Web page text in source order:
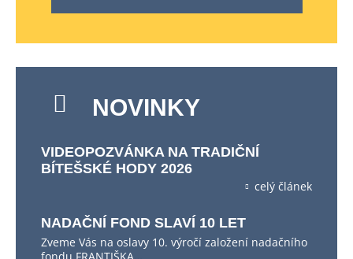
NOVINKY
VIDEOPOZVÁNKA NA TRADIČNÍ
BÍTEŠSKÉ HODY 2026
celý článek
NADAČNÍ FOND SLAVÍ 10 LET
Zveme Vás na oslavy 10. výročí založení nadačního